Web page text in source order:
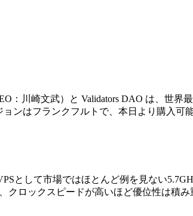
：川崎文武）と Validators DAO は、世
ンはフランクフルトで、本日より購入可能
として市場ではほとんど例を見ない
クロックスピードが高いほど優位性は積